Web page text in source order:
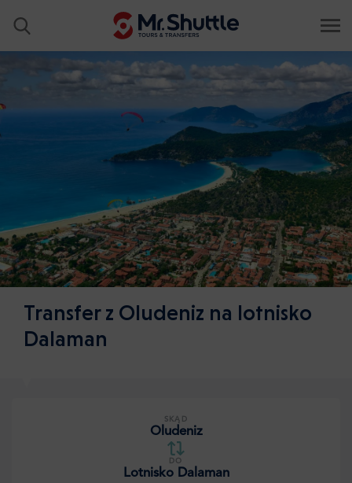
Transfer z Oludeniz na lotnisko
Dalaman
SKĄD
Oludeniz
DO
Lotnisko Dalaman